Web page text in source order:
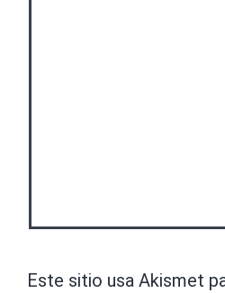
Este sitio usa Akismet